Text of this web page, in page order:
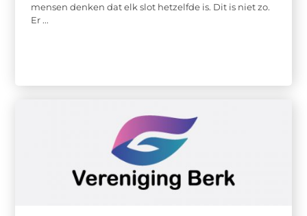
mensen denken dat elk slot hetzelfde is. Dit is niet zo.
Er ...